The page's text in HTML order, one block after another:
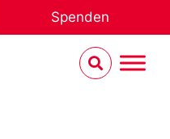
Spenden